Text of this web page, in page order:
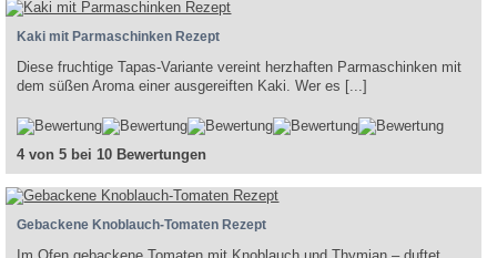
Kaki mit Parmaschinken Rezept
Diese fruchtige Tapas-Variante vereint herzhaften Parmaschinken mit
dem süßen Aroma einer ausgereiften Kaki. Wer es [...]
4 von 5 bei 10 Bewertungen
Gebackene Knoblauch-Tomaten Rezept